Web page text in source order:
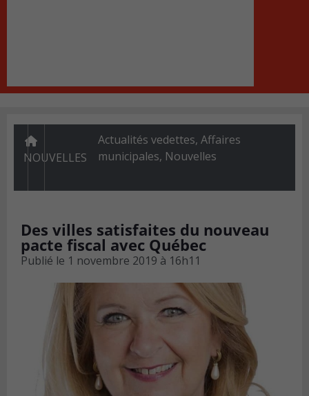
NOUVELLES
Actualités vedettes, Affaires
municipales, Nouvelles
Des villes satisfaites du nouveau
pacte fiscal avec Québec
Publié le 1 novembre 2019 à 16h11